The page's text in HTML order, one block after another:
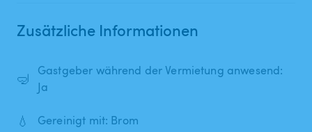
Zusätzliche Informationen
🤿
Gastgeber während der Vermietung anwesend:
Ja
💧 Gereinigt mit: Brom